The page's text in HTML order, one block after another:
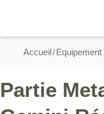
Accueil
Partie